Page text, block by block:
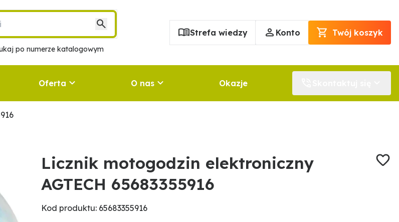
po numerze katalogowym
Strefa wiedzy Konto Twój koszyk
Oferta O nas Okazje
Licznik motogodzin elektroniczny
AGTECH 65683355916
Kod produktu: 65683355916